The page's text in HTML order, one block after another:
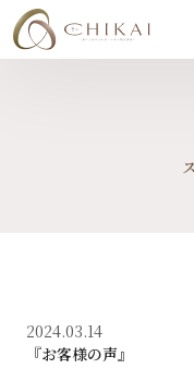
2024.03.14
『お客様の声』